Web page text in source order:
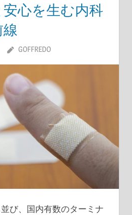
心を生む内科
GOFFREDO
び、国内有数のターミナ